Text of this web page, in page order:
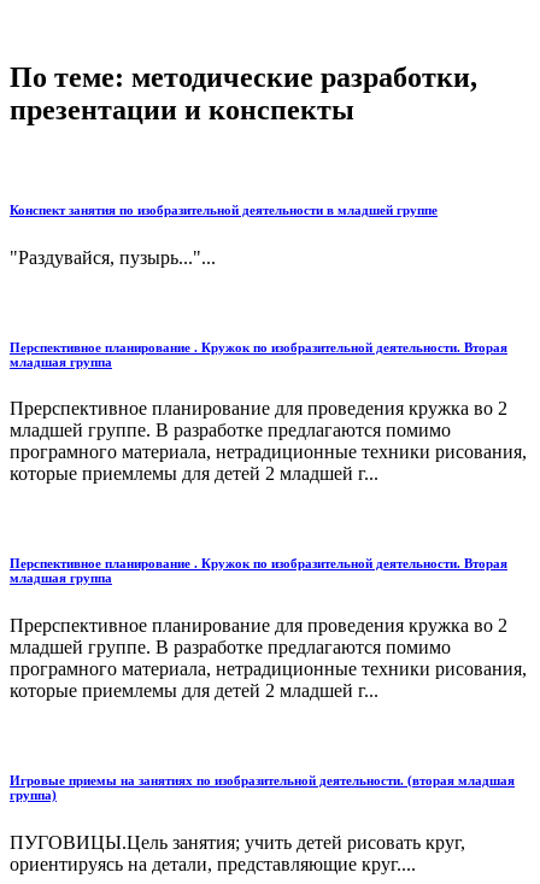
По теме: методические разработки,
презентации и конспекты
Конспект занятия по изобразительной деятельности в младшей группе
"Раздувайся, пузырь..."...
Перспективное планирование . Кружок по изобразительной деятельности. Вторая
младшая группа
Прерспективное планирование для проведения кружка во 2
младшей группе. В разработке предлагаются помимо
програмного материала, нетрадиционные техники рисования,
которые приемлемы для детей 2 младшей г...
Перспективное планирование . Кружок по изобразительной деятельности. Вторая
младшая группа
Прерспективное планирование для проведения кружка во 2
младшей группе. В разработке предлагаются помимо
програмного материала, нетрадиционные техники рисования,
которые приемлемы для детей 2 младшей г...
Игровые приемы на занятиях по изобразительной деятельности. (вторая младшая
группа)
ПУГОВИЦЫ.Цель занятия; учить детей рисовать круг,
ориентируясь на детали, представляющие круг....